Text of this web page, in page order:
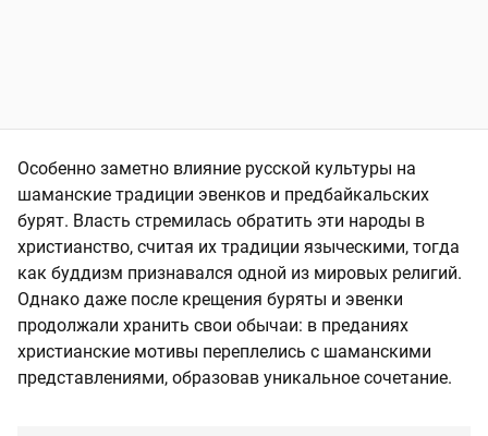
Особенно заметно влияние русской культуры на
шаманские традиции эвенков и предбайкальских
бурят. Власть стремилась обратить эти народы в
христианство, считая их традиции языческими, тогда
как буддизм признавался одной из мировых религий.
Однако даже после крещения буряты и эвенки
продолжали хранить свои обычаи: в преданиях
христианские мотивы переплелись с шаманскими
представлениями, образовав уникальное сочетание.